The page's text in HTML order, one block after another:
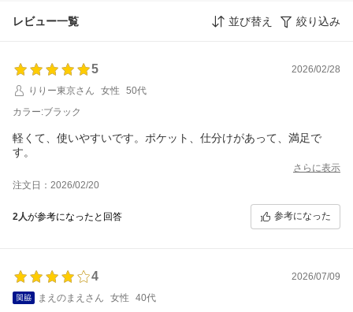
レビュー一覧 並び替え 絞り込み
5
2026/02/28
りりー東京さん
女性
50代
カラー:ブラック
軽くて、使いやすいです。ポケット、仕分けがあって、満足で
す。
さらに表示
注文日：2026/02/20
2人が参考になったと回答 参考になった
4
2026/07/09
まえのまえさん
女性
40代